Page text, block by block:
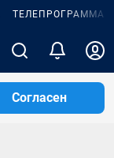
ТЕЛЕПРОГРАММА
Согласен